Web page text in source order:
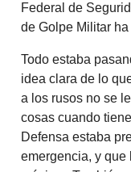
Federal de
de Golpe Militar
Todo estaba
idea clara de lo
a los rusos no se
cosas cuando
Defensa estaba
emergencia, y que